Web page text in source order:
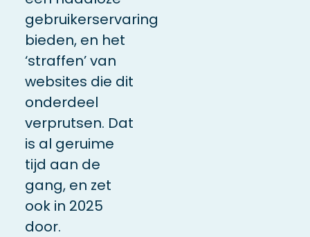
gebruikerservaring
bieden, en het
‘straffen’ van
websites die dit
onderdeel
verprutsen. Dat
is al geruime
tijd aan de
gang, en zet
ook in 2025
door.